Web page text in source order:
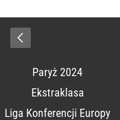
Paryż 2024
Ekstraklasa
Liga Konferencji Europy